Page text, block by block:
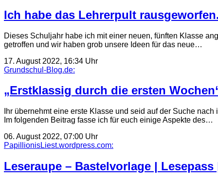
Ich habe das Lehrerpult
Dieses Schuljahr habe ich mit einer neuen, fünften Klasse
getroffen und wir haben grob unsere Ideen für das neue…
17. August 2022, 16:34 Uhr
Grundschul-Blog.de:
„Erstklassig durch die ersten
Ihr übernehmt eine erste Klasse und seid auf der Suche
Im folgenden Beitrag fasse ich für euch einige Aspekte des…
06. August 2022, 07:00 Uhr
PapillionisLiest.wordpress.com:
Leseraupe – Bastelvorlage |